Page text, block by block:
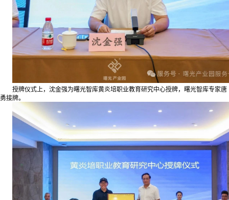
授牌仪式上，沈金强为曙光智库黄炎培职业教育研究中心授牌，曙光智库专家唐
勇接牌。